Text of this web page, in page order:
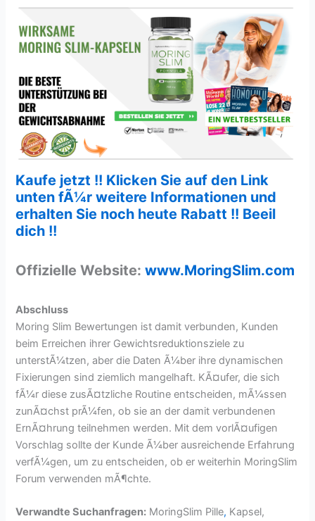
Kaufe jetzt !! Klicken Sie auf den Link
unten fÃ¼r weitere Informationen und
erhalten Sie noch heute Rabatt !! Beeil
dich !!
Offizielle Website:www.MoringSlim.com
Abschluss
Moring Slim Bewertungen ist damit verbunden, Kunden
beim Erreichen ihrer Gewichtsreduktionsziele zu
unterstÃ¼tzen, aber die Daten Ã¼ber ihre dynamischen
Fixierungen sind ziemlich mangelhaft. KÃ¤ufer, die sich
fÃ¼r diese zusÃ¤tzliche Routine entscheiden, mÃ¼ssen
zunÃ¤chst prÃ¼fen, ob sie an der damit verbundenen
ErnÃ¤hrung teilnehmen werden. Mit dem vorlÃ¤ufigen
Vorschlag sollte der Kunde Ã¼ber ausreichende Erfahrung
verfÃ¼gen, um zu entscheiden, ob er weiterhin MoringSlim
Forum verwenden mÃ¶chte.
Verwandte Suchanfragen: MoringSlim Pille, Kapsel,